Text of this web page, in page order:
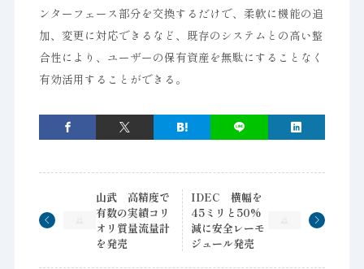
ンターフェース部分を交換するだけで、柔軟に機能の追
加、変更に対応できるなど、既存のシステムとの高い整
合性により、ユーザーの保有資産を無駄にすることなく
有効活用することができる。
山武 高精度で
有数の実績コリ
オリ質量流量計
を発売
IDEC 横幅を
45ミリと50%
減に安全レーモ
ジュール発売